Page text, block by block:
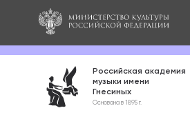
Российская академия
музыки имени
Гнесиных
Основана в 1895 г.